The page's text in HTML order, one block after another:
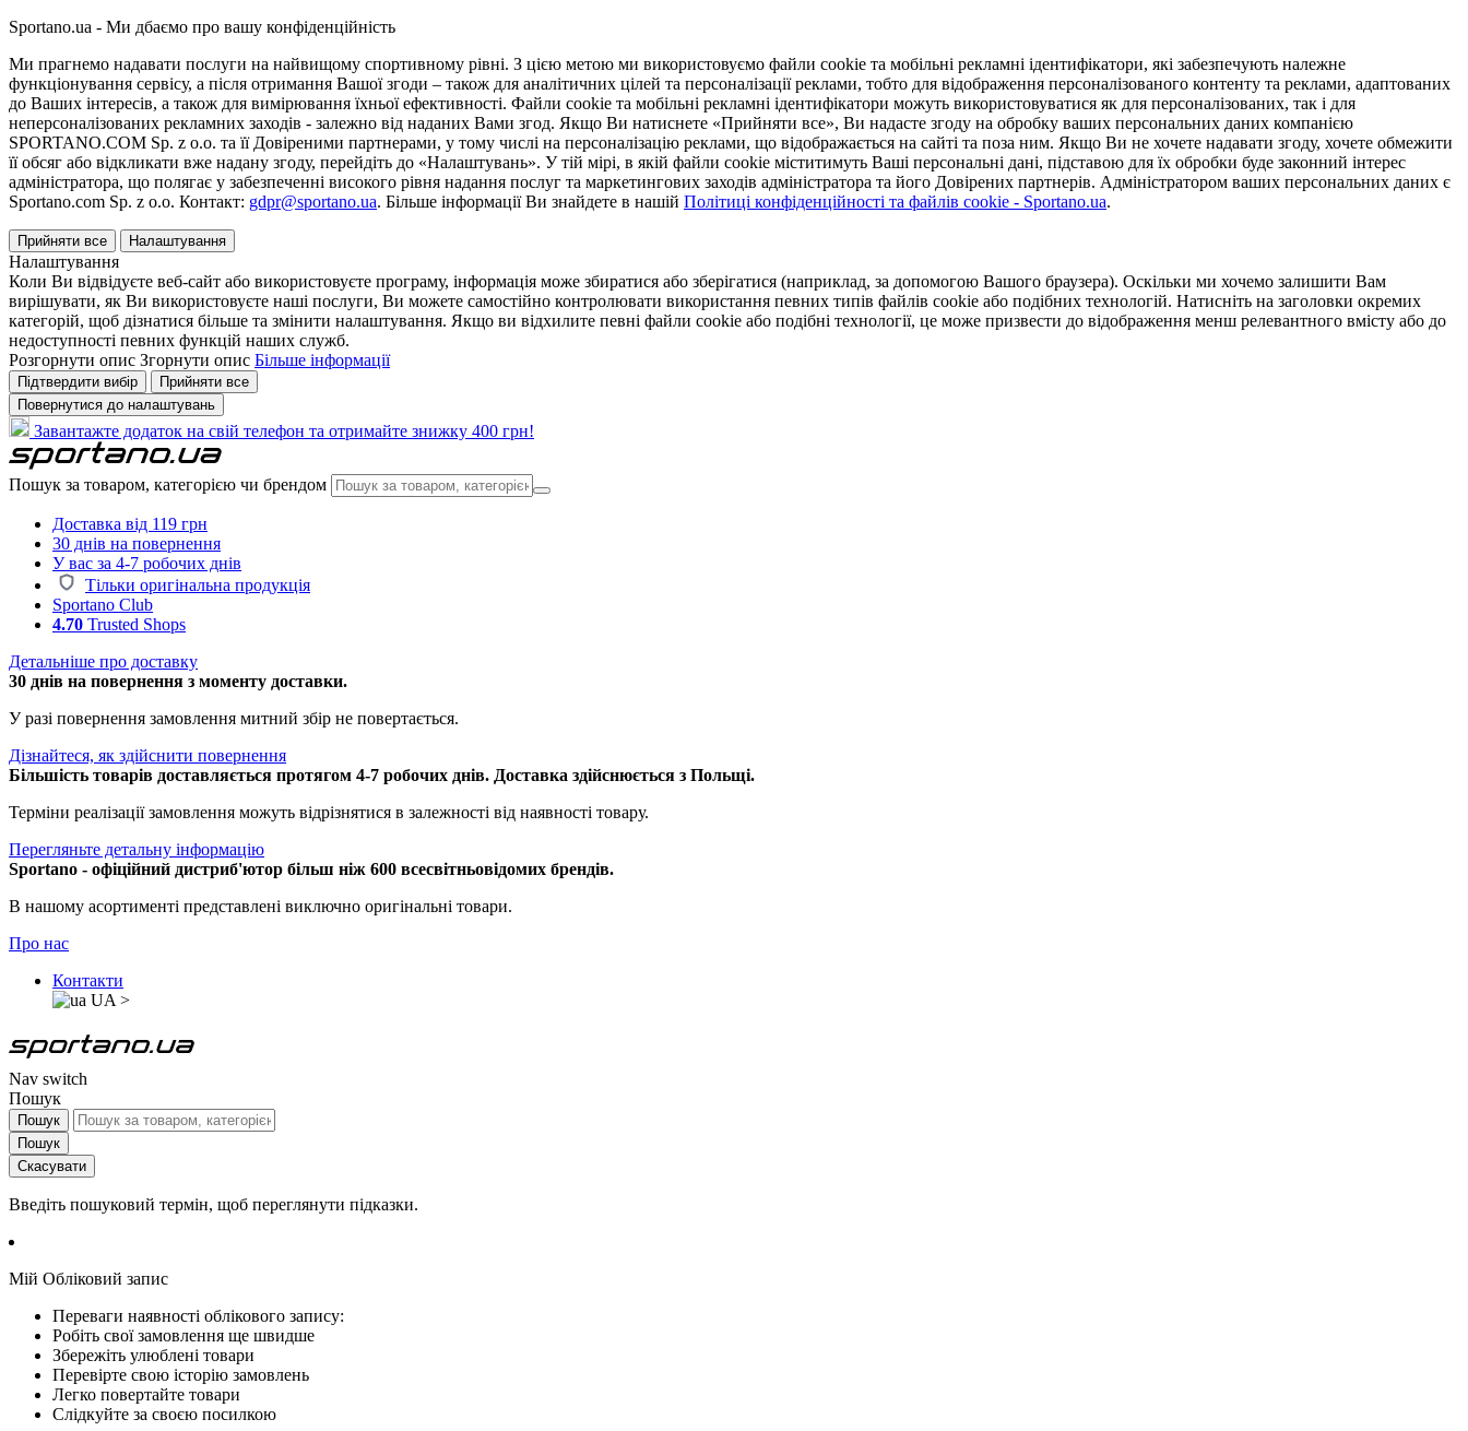
Sportano.ua - Ми дбаємо про вашу конфіденційність
Ми прагнемо надавати послуги на найвищому спортивному рівні. З цією метою ми використовуємо файли cookie та мобільні рекламні ідентифікатори, які забезпечують належне
функціонування сервісу, а після отримання Вашої згоди – також для аналітичних цілей та персоналізації реклами, тобто для відображення персоналізованого контенту та реклами, адаптованих
до Ваших інтересів, а також для вимірювання їхньої ефективності. Файли cookie та мобільні рекламні ідентифікатори можуть використовуватися як для персоналізованих, так і для
неперсоналізованих рекламних заходів - залежно від наданих Вами згод. Якщо Ви натиснете «Прийняти все», Ви надасте згоду на обробку ваших персональних даних компанією
SPORTANO.COM Sp. z o.o. та її Довіреними партнерами, у тому числі на персоналізацію реклами, що відображається на сайті та поза ним. Якщо Ви не хочете надавати згоду, хочете обмежити
її обсяг або відкликати вже надану згоду, перейдіть до «Налаштувань». У тій мірі, в якій файли cookie міститимуть Ваші персональні дані, підставою для їх обробки буде законний інтерес
адміністратора, що полягає у забезпеченні високого рівня надання послуг та маркетингових заходів адміністратора та його Довірених партнерів. Адміністратором ваших персональних даних є
Sportano.com Sp. z o.o. Контакт: gdpr@sportano.ua. Більше інформації Ви знайдете в нашій Політиці конфіденційності та файлів cookie - Sportano.ua.
Прийняти все Налаштування
Налаштування
Коли Ви відвідуєте веб-сайт або використовуєте програму, інформація може збиратися або зберігатися (наприклад, за допомогою Вашого браузера). Оскільки ми хочемо залишити Вам
вирішувати, як Ви використовуєте наші послуги, Ви можете самостійно контролювати використання певних типів файлів cookie або подібних технологій. Натисніть на заголовки окремих
категорій, щоб дізнатися більше та змінити налаштування. Якщо ви відхилите певні файли cookie або подібні технології, це може призвести до відображення менш релевантного вмісту або до
недоступності певних функцій наших служб.
Розгорнути опис Згорнути опис Більше інформації
Підтвердити вибір
Прийняти все
Повернутися до налаштувань
Завантажте додаток на свій телефон та отримайте знижку 400 грн!
Пошук за товаром, категорією чи брендом
Доставка від 119 грн
30 днів на повернення
У вас за 4-7 робочих днів
Тільки оригінальна продукція
Sportano Club
4.70 Trusted Shops
Детальніше про доставку
30 днів на повернення з моменту доставки.
У разі повернення замовлення митний збір не повертається.
Дізнайтеся, як здійснити повернення
Більшість товарів доставляється протягом 4-7 робочих днів. Доставка здійснюється з Польщі.
Терміни реалізації замовлення можуть відрізнятися в залежності від наявності товару.
Перегляньте детальну інформацію
Sportano - офіційний дистриб'ютор більш ніж 600 всесвітньовідомих брендів.
В нашому асортименті представлені виключно оригінальні товари.
Про нас
Контакти
UA >
Nav switch
Пошук
Пошук
Пошук
Скасувати
Введіть пошуковий термін, щоб переглянути підказки.
Мій Обліковий запис
Переваги наявності облікового запису:
Робіть свої замовлення ще швидше
Збережіть улюблені товари
Перевірте свою історію замовлень
Легко повертайте товари
Слідкуйте за своєю посилкою